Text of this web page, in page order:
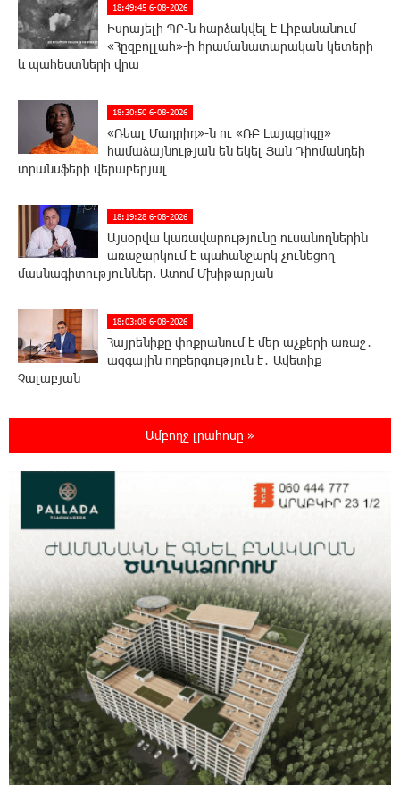
18:49:45 6-08-2026
Իսրայելի ՊԲ-ն հարձակվել է Լիբանանում
«Հըզբոլլահ»-ի հրամանատարական կետերի
և պահեստների վրա
18:30:50 6-08-2026
«Ռեալ Մադրիդ»-ն ու «ՌԲ Լայպցիգը»
համաձայնության են եկել Յան Դիոմանդեի
տրանսֆերի վերաբերյալ
18:19:28 6-08-2026
Այսօրվա կառավարությունը ուսանողներին
առաջարկում է պահանջարկ չունեցող
մասնագիտություններ. Ատոմ Մխիթարյան
18:03:08 6-08-2026
Հայրենիքը փոքրանում է մեր աչքերի առաջ․
ազգային ողբերգություն է․ Ավետիք
Չալաբյան
Չպետք է լռել, պետք է խոսել Բաքվի ռեժիմի
Շարմազանով
17:06:15 6-08-2026
Սամվել Կարապետյանը «ամբողջ
հայության խայտառակություն» է անվանել
Ամենայն Հայոց Կաթողիկոսի նկատմամբ
դատավարությունը
17:00:30 6-08-2026
Մեր կրոնական զգացմունքների հետ խաղը
ունենալու է հետևանքներ․ Նարեկ
Կարապետյան
16:50:59 6-08-2026
Ռուսաստանի հետ խնդիրները պետք է
Ամբողջ լրահոսը »